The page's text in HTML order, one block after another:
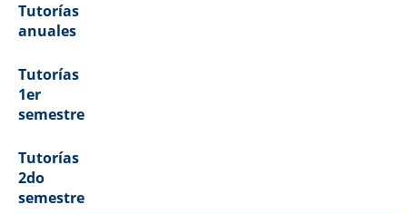
Tutorías
anuales
Tutorías
1er
semestre
Tutorías
2do
semestre